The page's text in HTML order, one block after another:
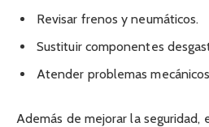
Revisar frenos y neumáticos.
Sustituir componentes
Atender problemas
Además de mejorar la seguridad,